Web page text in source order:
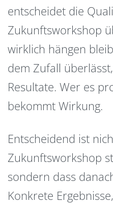
entscheidet die
Zukunftsworkshop
wirklich hängen
dem Zufall
Resultate. Wer es
bekommt Wirkung.
Entscheidend ist
Zukunftsworkshop
sondern dass
Konkrete